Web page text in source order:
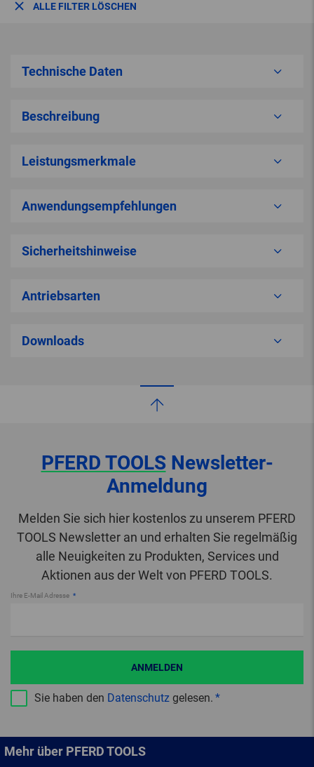
ALLE FILTER LÖSCHEN
Technische Daten
Beschreibung
Leistungsmerkmale
Anwendungsempfehlungen
Sicherheitshinweise
Antriebsarten
Downloads
PFERD TOOLSNewsletter-
Anmeldung
Melden Sie sich hier kostenlos zu unserem PFERD
TOOLS Newsletter an und erhalten Sie regelmäßig
alle Neuigkeiten zu Produkten, Services und
Aktionen aus der Welt von PFERD TOOLS.
Ihre E-Mail Adresse
Sie haben den Datenschutz gelesen.
ANMELDEN
Mehr über PFERD TOOLS